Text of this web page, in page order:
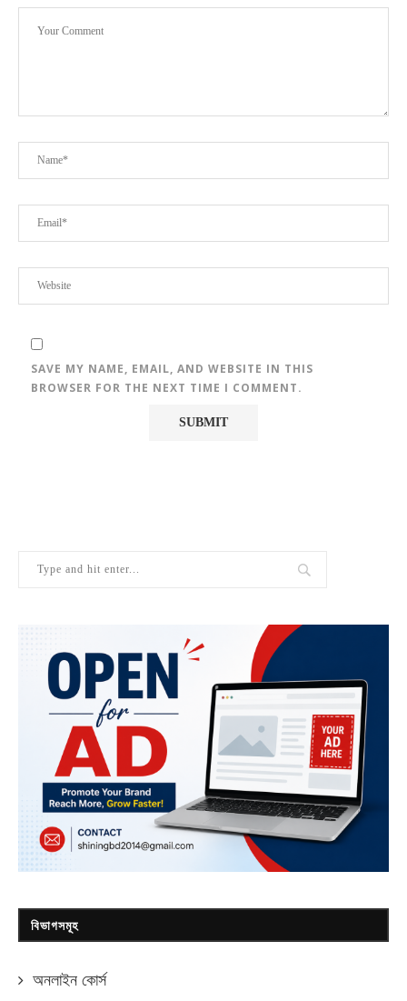
SAVE MY NAME, EMAIL, AND WEBSITE IN THIS
BROWSER FOR THE NEXT TIME I COMMENT.
বিভাগসমূহ
অনলাইন কোর্স